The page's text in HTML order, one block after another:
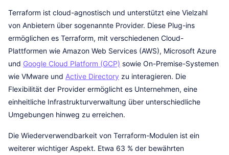
Terraform ist cloud-agnostisch und unterstützt eine Vielzahl
von Anbietern über sogenannte Provider. Diese Plug-ins
ermöglichen es Terraform, mit verschiedenen Cloud-
Plattformen wie Amazon Web Services (AWS), Microsoft Azure
und Google Cloud Platform (GCP) sowie On-Premise-Systemen
wie VMware und Active Directory zu interagieren. Die
Flexibilität der Provider ermöglicht es Unternehmen, eine
einheitliche Infrastrukturverwaltung über unterschiedliche
Umgebungen hinweg zu erreichen.
Die Wiederverwendbarkeit von Terraform-Modulen ist ein
weiterer wichtiger Aspekt. Etwa 63 % der bewährten